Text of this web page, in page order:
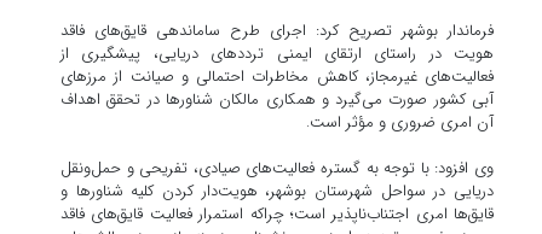
فرماندار بوشهر تصریح کرد: اجرای طرح ساماندهی قایق‌های فاقد
هویت در راستای ارتقای ایمنی ترددهای دریایی، پیشگیری از
فعالیت‌های غیرمجاز، کاهش مخاطرات احتمالی و صیانت از مرزهای
آبی کشور صورت می‌گیرد و همکاری مالکان شناورها در تحقق اهداف
آن امری ضروری و مؤثر است.
وی افزود: با توجه به گستره فعالیت‌های صیادی، تفریحی و حمل‌ونقل
دریایی در سواحل شهرستان بوشهر، هویت‌دار کردن کلیه شناورها و
قایق‌ها امری اجتناب‌ناپذیر است؛ چراکه استمرار فعالیت قایق‌های فاقد